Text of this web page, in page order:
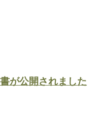
が公開されました